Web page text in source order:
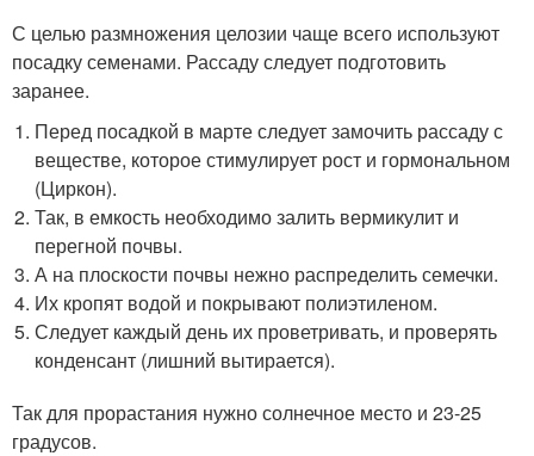
С целью размножения целозии чаще всего используют
посадку семенами. Рассаду следует подготовить
заранее.
Перед посадкой в марте следует замочить рассаду с
веществе, которое стимулирует рост и гормональном
(Циркон).
Так, в емкость необходимо залить вермикулит и
перегной почвы.
А на плоскости почвы нежно распределить семечки.
Их кропят водой и покрывают полиэтиленом.
Следует каждый день их проветривать, и проверять
конденсант (лишний вытирается).
Так для прорастания нужно солнечное место и 23-25
градусов.